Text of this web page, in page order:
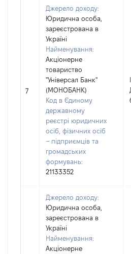
7
Джерело доходу:
Юридична особа,
зареєстрована в
Україні
Найменування:
Акціонерне
товариство
"Універсал Банк"
(МОНОБАНК)
Код в Єдиному
державному
реєстрі юридичних
осіб, фізичних осіб
– підприємців та
громадських
формувань:
21133352
Джерело доходу:
Юридична особа,
зареєстрована в
Україні
Найменування:
Акціонерне